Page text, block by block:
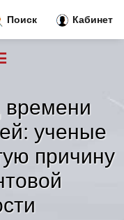
ученые
причину
Поиск Кабинет